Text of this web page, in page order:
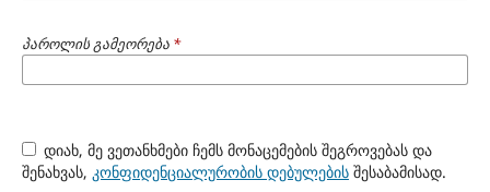
პაროლის გამეორება *
დიახ, მე ვეთანხმები ჩემს მონაცემების შეგროვებას და
შენახვას, კონფიდენციალურობის დებულებისშესაბამისად.